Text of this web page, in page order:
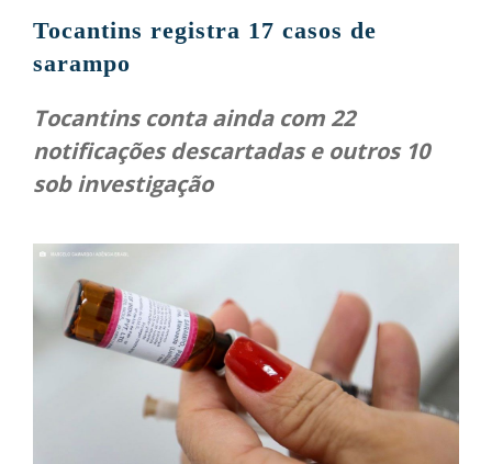
Tocantins registra 17 casos de
sarampo
Tocantins conta ainda com 22
notificações descartadas e outros 10
sob investigação